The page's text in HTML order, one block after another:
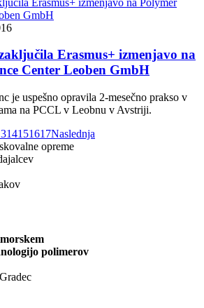
Erasmus+ izmenjavo na
Center Leoben GmbH
je uspešno opravila 2-mesečno prakso v
na PCCL v Leobnu v Avstriji.
14151617Naslednja
opreme
polimerov